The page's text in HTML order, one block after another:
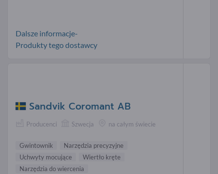
Dalsze informacje-
Produkty tego dostawcy
Sandvik Coromant AB
Producenci Szwecja na całym świecie
Gwintownik
Narzędzia precyzyjne
Uchwyty mocujące
Wiertło kręte
Narzędzia do wiercenia